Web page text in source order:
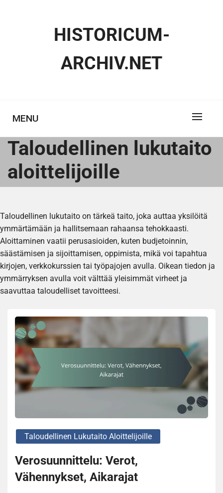
HISTORICUM-
ARCHIV.NET
MENU
Taloudellinen lukutaito
aloittelijoille
Taloudellinen lukutaito on tärkeä taito, joka auttaa yksilöitä
ymmärtämään ja hallitsemaan rahaansa tehokkaasti.
Aloittaminen vaatii perusasioiden, kuten budjetoinnin,
säästämisen ja sijoittamisen, oppimista, mikä voi tapahtua
kirjojen, verkkokurssien tai työpajojen avulla. Oikean tiedon ja
ymmärryksen avulla voit välttää yleisimmät virheet ja
saavuttaa taloudelliset tavoitteesi.
Taloudellinen Lukutaito Aloittelijoille
Verosuunnittelu: Verot,
Vähennykset, Aikarajat